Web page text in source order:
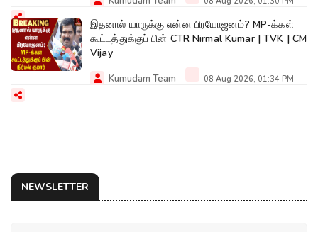
இதனால் யாருக்கு என்ன பிரயோஜனம்? MP-க்கள்
கூட்டத்துக்குப் பின் CTR Nirmal Kumar | TVK | CM
Vijay
Kumudam Team 08 Aug 2026, 01:34 PM
NEWSLETTER